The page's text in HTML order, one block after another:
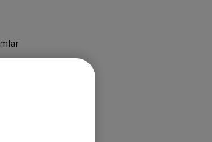
göre yürütülecektir.